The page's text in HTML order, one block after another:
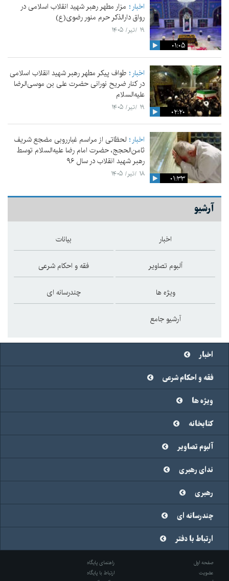
۰۱:۰۵
اخبار مزار مطهر رهبر شهید انقلاب اسلامی در
رواق دارالذکر حرم منور رضوی(ع)
۱۹ /تیر/ ۱۴۰۵
۰۲:۲۰
اخبار طواف پیکر مطهر رهبر شهید انقلاب اسلامی
در کنار ضریح نورانی حضرت علی‌ بن موسی‌الرضا
علیه‌السلام
۱۹ /تیر/ ۱۴۰۵
۰۱:۳۳
اخبار لحظاتی از مراسم غبارروبی مضجع شریف
ثامن‌الحجج، حضرت امام رضا علیه‌السلام توسط
رهبر شهید انقلاب در سال ۹۶
۱۸ /تیر/ ۱۴۰۵
آرشیو
اخبار بیانات
آلبوم تصاویر فقه و احکام شرعی
ویژه ها چندرسانه ای
آرشیو جامع
اخبار
فقه و احکام شرعی
ویژه ها
کتابخانه
آلبوم تصاویر
ندای رهبری
رهبری
چندرسانه ای
ارتباط با دفتر
صفحه اول
راهنمای پایگاه
عضویت
ارتباط با پایگاه